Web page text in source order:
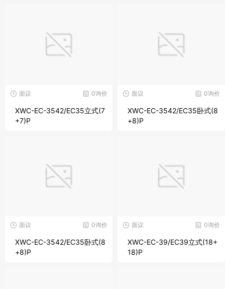
0询价
面议
XWC-EC-3542/EC35立式(7
+7)P
0询价
面议
XWC-EC-3542/EC35卧式(8
+8)P
0询价
面议
XWC-EC-3542/EC35卧式(8
+8)P
0询价
面议
XWC-EC-39/EC39立式(18+
18)P